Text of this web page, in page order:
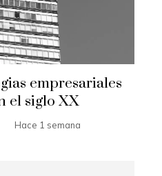
empresariales
el siglo XX
Hace 1 semana